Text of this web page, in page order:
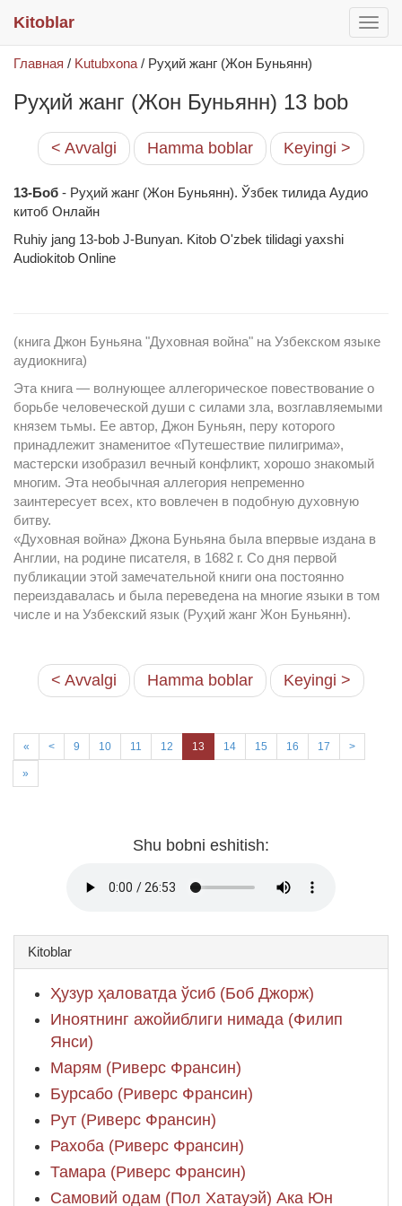
меню
Kitoblar
Главная / Kutubxona / Руҳий жанг (Жон Буньянн)
Руҳий жанг (Жон Буньянн) 13 bob
< Avvalgi Hamma boblar Keyingi >
13-Боб - Руҳий жанг (Жон Буньянн). Ўзбек тилида Аудио
китоб Онлайн
Ruhiy jang 13-bob J-Bunyan. Kitob O'zbek tilidagi yaxshi
Audiokitob Online
(книга Джон Буньяна "Духовная война" на Узбекском языке
аудиокнига)
Эта книга — волнующее аллегорическое повествование о
борьбе человеческой души с силами зла, возглавляемыми
князем тьмы. Ее автор, Джон Буньян, перу которого
принадлежит знаменитое «Путешествие пилигрима»,
мастерски изобразил вечный конфликт, хорошо знакомый
многим. Эта необычная аллегория непременно
заинтересует всех, кто вовлечен в подобную духовную
битву.
«Духовная война» Джона Буньяна была впервые издана в
Англии, на родине писателя, в 1682 г. Со дня первой
публикации этой замечательной книги она постоянно
переиздавалась и была переведена на многие языки в том
числе и на Узбекский язык (Руҳий жанг Жон Буньянн).
< Avvalgi Hamma boblar Keyingi >
« < 9 10 11 12 13 14 15 16 17 >
»
Shu bobni eshitish:
Kitoblar
Ҳузур ҳаловатда ўсиб (Боб Джорж)
Иноятнинг ажойиблиги нимада (Филип
Янси)
Марям (Риверс Франсин)
Бурсабо (Риверс Франсин)
Рут (Риверс Франсин)
Рахоба (Риверс Франсин)
Тамара (Риверс Франсин)
Самовий одам (Пол Хатауэй) Ака Юн